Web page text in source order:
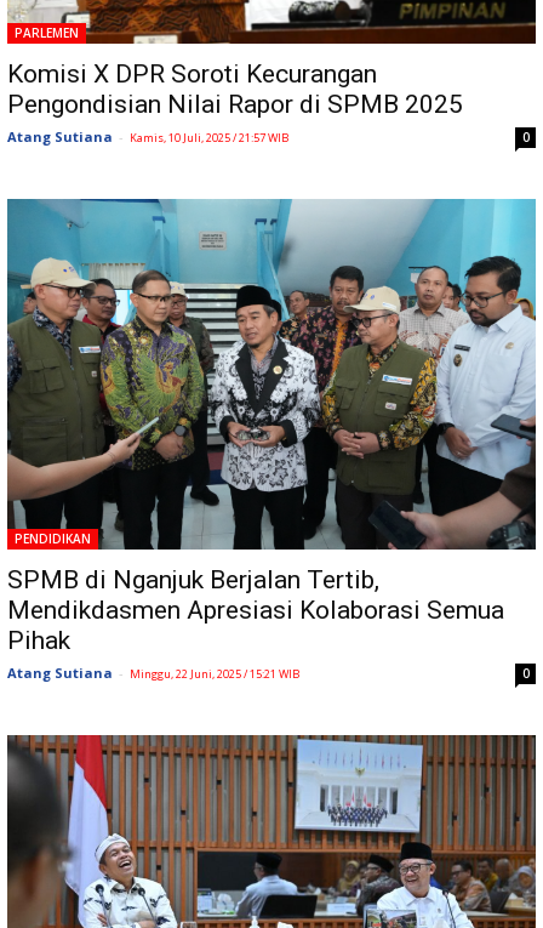
PARLEMEN
Komisi X DPR Soroti Kecurangan
Pengondisian Nilai Rapor di SPMB 2025
Atang Sutiana - Kamis, 10 Juli, 2025 / 21:57 WIB 0
PENDIDIKAN
SPMB di Nganjuk Berjalan Tertib,
Mendikdasmen Apresiasi Kolaborasi Semua
Pihak
Atang Sutiana - Minggu, 22 Juni, 2025 / 15:21 WIB 0